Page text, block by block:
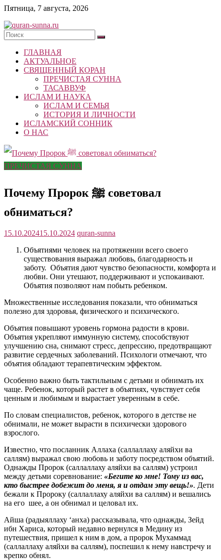
Skip
content
Пятница, 7 августа, 2026
quran-
sunna.ru
«Центр
исследований
Республики
Татарстан
ГЛАВНАЯ
АКТУАЛЬНОЕ
СВЯЩЕННЫЙ КОРАН
ПРЕЧИСТАЯ СУННА
ТАСАВВУФ
ИСЛАМ И НАУКА
ИСЛАМ И СЕМЬЯ
ИСТОРИЯ И ЛИЧНОСТИ
ИСЛАМСКИЙ СОННИК
О НАС
ПРЕЧИСТАЯ СУННА
Почему Пророк ﷺ советовал
обниматься?
15.10.202415.10.2024 quran-sunna
Объятиями человек на протяжении всего своего
существования выражал любовь, благодарность и
заботу. Объятия дают чувство безопасности, комфорта и
любви. Они утешают, поддерживают и успокаивают.
Объятия позволяют нам побыть ребенком.
Множественные исследования показали, что обниматься
полезно для здоровья, физического и психического.
Объятия повышают уровень гормона радости в крови.
Объятия укрепляют иммунную систему, способствуют
улучшению сна, снимают стресс, депрессию, предотвращают
развитие сердечных заболеваний. Психологи отмечают, что
объятия обладают терапевтическим эффектом.
Особенно важно быть тактильным с детьми и обнимать их
чаще. Ребенок, который растет в объятиях, чувствует себя
ценным и любимым и вырастает уверенным в себе.
По словам специалистов, ребенок, которого в детстве не
обнимали, не может вырасти в психически здорового
взрослого.
Известно, что посланник Аллаха (саллаллаху аляйхи ва
саллям) выражал свою любовь и заботу посредством объятий.
Однажды Пророк (саллаллаху аляйхи ва саллям) устроил
между детьми соревнование: «Бегите ко мне! Тому из вас,
кто быстрее добежит до меня, я и отдам эту вещь!». Дети
бежали к Пророку (саллаллаху аляйхи ва саллям) и вешались
на его шее, а он обнимал и целовал их.
Айша (радыяллаху ‘анха) рассказывала, что однажды, Зейд
ибн Хариса, который недавно вернулся в Медину из
путешествия, пришел к ним в дом, а пророк Мухаммад
(саллаллаху аляйхи ва саллям), поспешил к нему навстречу и
крепко обнял.